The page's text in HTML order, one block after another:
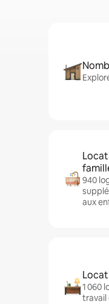
940
aux
1 060
travail